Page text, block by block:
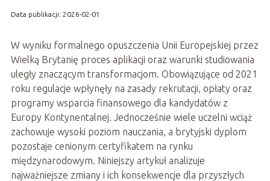
Data publikacji: 2026-02-01
W wyniku formalnego opuszczenia Unii Europejskiej przez
Wielką Brytanię proces aplikacji oraz warunki studiowania
uległy znaczącym transformacjom. Obowiązujące od 2021
roku regulacje wpłynęły na zasady rekrutacji, opłaty oraz
programy wsparcia finansowego dla kandydatów z
Europy Kontynentalnej. Jednocześnie wiele uczelni wciąż
zachowuje wysoki poziom nauczania, a brytyjski dyplom
pozostaje cenionym certyfikatem na rynku
międzynarodowym. Niniejszy artykuł analizuje
najważniejsze zmiany i ich konsekwencje dla przyszłych